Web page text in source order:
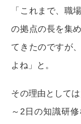
「これまで、職
の拠点の長を集
てきたのですが
よね」と。
その理由として
～2日の知識研